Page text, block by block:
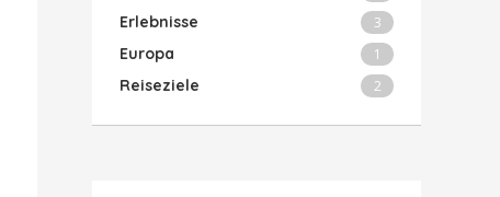
Erlebnisse 3
Europa 1
Reiseziele 2